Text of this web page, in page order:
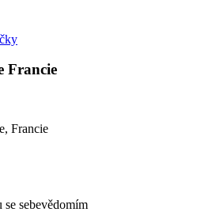
Francie
Francie
sebevědomím